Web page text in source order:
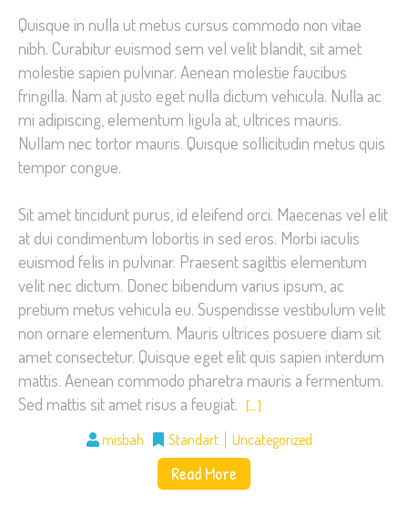
Quisque in nulla ut metus cursus commodo non vitae
nibh. Curabitur euismod sem vel velit blandit, sit amet
molestie sapien pulvinar. Aenean molestie faucibus
fringilla. Nam at justo eget nulla dictum vehicula. Nulla ac
mi adipiscing, elementum ligula at, ultrices mauris.
Nullam nec tortor mauris. Quisque sollicitudin metus quis
tempor congue.
Sit amet tincidunt purus, id eleifend orci. Maecenas vel elit
at dui condimentum lobortis in sed eros. Morbi iaculis
euismod felis in pulvinar. Praesent sagittis elementum
velit nec dictum. Donec bibendum varius ipsum, ac
pretium metus vehicula eu. Suspendisse vestibulum velit
non ornare elementum. Mauris ultrices posuere diam sit
amet consectetur. Quisque eget elit quis sapien interdum
mattis. Aenean commodo pharetra mauris a fermentum.
Sed mattis sit amet risus a feugiat. […]
misbah Standart Uncategorized
Read More